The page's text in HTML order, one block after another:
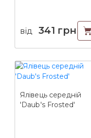
від 341 грн
Ялівець середній
'Daub's Frosted'